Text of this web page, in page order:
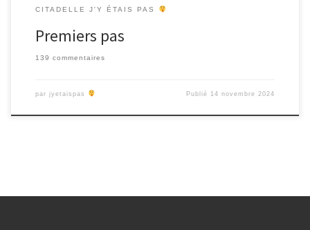
CITADELLE J'Y ÉTAIS PAS
Premiers pas
139 commentaires
par jyetaispas Publié 14 novembre 2024